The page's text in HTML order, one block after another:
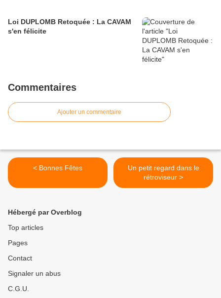
Loi DUPLOMB Retoquée : La CAVAM
s'en félicite
Commentaires
Ajouter un commentaire
< Bonnes Fêtes
Un petit regard dans le
rétroviseur >
Hébergé par Overblog
Top articles
Pages
Contact
Signaler un abus
C.G.U.